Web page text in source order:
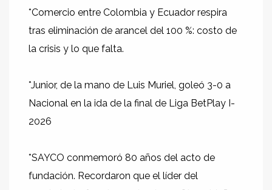
*Comercio entre Colombia y Ecuador respira
tras eliminación de arancel del 100 %: costo de
la crisis y lo que falta.
*Junior, de la mano de Luis Muriel, goleó 3-0 a
Nacional en la ida de la final de Liga BetPlay I-
2026
*SAYCO conmemoró 80 años del acto de
fundación. Recordaron que el líder del